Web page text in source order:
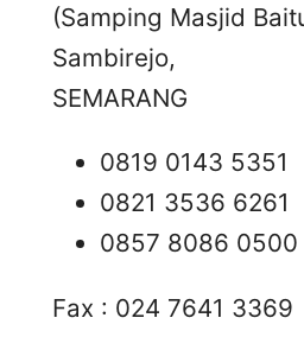
(Samping Masjid
Sambirejo,
SEMARANG
0819 0143 5351
0821 3536 6261
0857 8086 0500
Fax : 024 7641 3369